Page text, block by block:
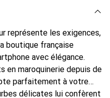
représente les exigences,
boutique française
avec élégance.
en maroquinerie depuis de
parfaitement à votre
délicates lui confèrent